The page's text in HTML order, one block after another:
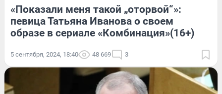
«Показали меня такой „оторвой“»:
певица Татьяна Иванова о своем
образе в сериале «Комбинация»(16+)
5 сентября, 2024, 18:40 48 669 3